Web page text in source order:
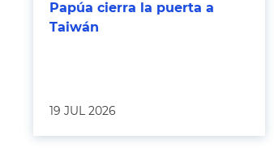
Papúa cierra la puerta a
Taiwán
19 JUL 2026